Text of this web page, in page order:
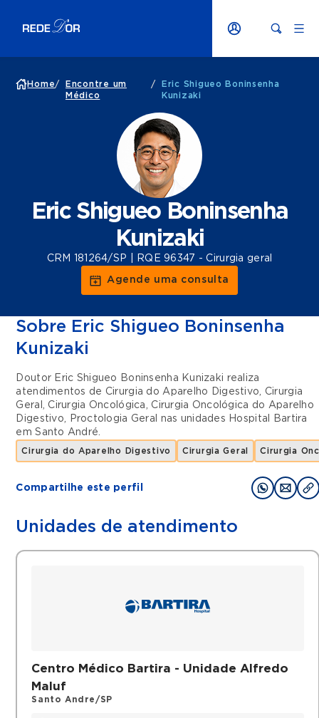
Home/
Encontre um
Médico
/
Eric Shigueo Boninsenha
Kunizaki
Eric Shigueo Boninsenha
Kunizaki
CRM 181264/SP | RQE 96347 - Cirurgia geral
Agende uma consulta
Sobre Eric Shigueo Boninsenha
Kunizaki
Doutor Eric Shigueo Boninsenha Kunizaki realiza
atendimentos de Cirurgia do Aparelho Digestivo, Cirurgia
Geral , Cirurgia Oncológica, Cirurgia Oncológica do Aparelho
Digestivo, Proctologia Geral nas unidades Hospital Bartira
emSanto André.
Cirurgia do Aparelho Digestivo Cirurgia Geral Cirurgia
Compartilhe este perfil
Unidades de atendimento
Centro Médico Bartira - Unidade Alfredo
Maluf
Santo Andre/SP